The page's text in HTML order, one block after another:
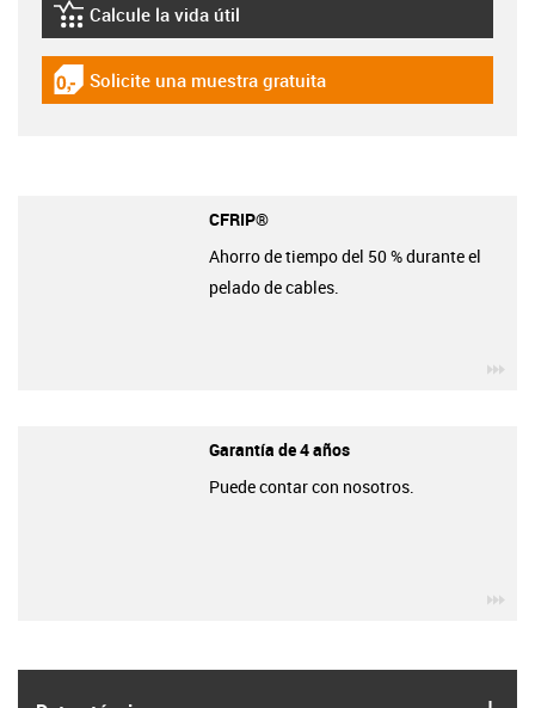
igus-icon-lebensdauerrechner
Calcule la vida útil
igus-icon-gratismuster
Solicite una muestra gratuita
CFRIP®
Ahorro de tiempo del 50 % durante el
pelado de cables.
Garantía de 4 años
Puede contar con nosotros.